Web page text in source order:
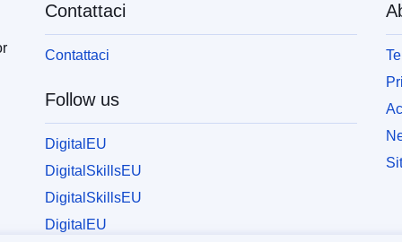
Contattaci
Contattaci
Follow us
DigitalEU
DigitalSkillsEU
DigitalSkillsEU
DigitalEU